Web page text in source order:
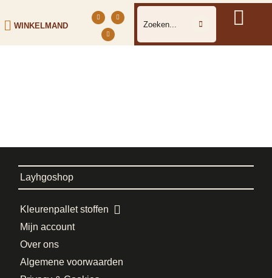
WINKELMAND
Layhgoshop
Kleurenpallet stoffen
Mijn account
Over ons
Algemene voorwaarden